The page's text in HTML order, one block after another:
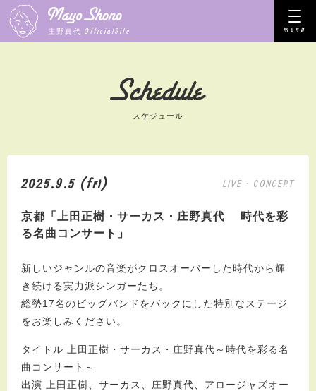
庄野真代 OfficialSite
スケジュール
2025.9.5 (fri) LIVE・CONCERT
京都「上田正樹・サーカス・庄野真代 時代を彩
る名曲コンサート」
新しいジャンルの音楽がクロスオーバーした時代から輝
き続ける実力派シンガーたち。
総勢17名のビッグバンドをバックにした特別なステージ
をお楽しみください。
タイトル 上田正樹・サーカス・庄野真代～時代を彩る名
曲コンサート～
出演 上田正樹、サーカス、庄野真代、アロージャズオー
menu